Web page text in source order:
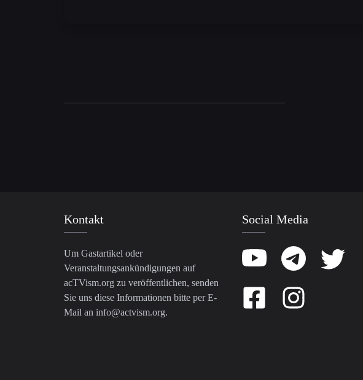
Kontakt
Um Gastartikel oder
Veranstaltungsankündigungen auf
acTVism.org zu veröffentlichen, senden
Sie uns diese Informationen bitte per E-
Mail an info@actvism.org.
Social Media